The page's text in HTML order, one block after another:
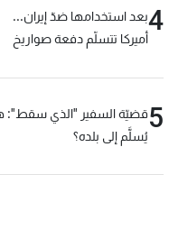
4بعد استخدامها ضدّ إيران...
أميركا تتسلّم دفعة صواريخ
5قضيّة السفير "الذي سقط":
يُسلَّم إلى بلده؟